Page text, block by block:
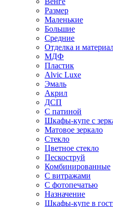
Размер
Маленькие
Большие
Средние
Отделка и
МДФ
Пластик
Alvic Luxe
Эмаль
Акрил
ДСП
С патиной
Шкафы-купе с
Матовое зеркало
Стекло
Цветное стекло
Пескоструй
Комбинированные
С витражами
С фотопечатью
Назначение
Шкафы-купе в